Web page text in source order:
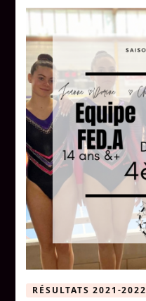
RÉSULTATS 2021-2022